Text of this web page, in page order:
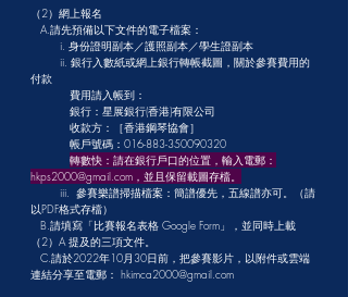
（2）網上報名
A.請先預備以下文件的電子檔案：
​ i. 身份證明副本／護照副本／學生證副本
ii. 銀行入數紙或網上銀行轉帳截圖，關於參賽費用的
付款
費用請入帳到：
銀行：星展銀行(香港)有限公司
收款方：［香港鋼琴協會］
帳戶號碼：016-883-350090320
轉數快：請在銀行戶口的位置，輸入電郵：
hkps2000@gmail.com ，並且保留載圖存檔。
iii. 參賽樂譜掃描檔案：簡譜優先，五線譜亦可。（請
以PDF格式存檔）
B.請填寫「比賽報名表格 Google Form」，並同時上載
（2）A 提及的三項文件。
C.請於2022年10月30日前，把參賽影片，以附件或雲端
連結分享至電郵： hkimca2000@gmail.com